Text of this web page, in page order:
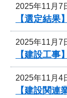
2025年11月7
【選定結
2025年11月7
【建設工
2025年11月4
【建設関